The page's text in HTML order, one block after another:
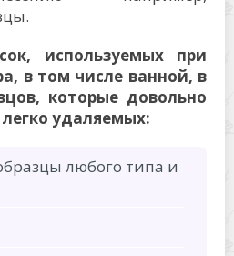
используемых при
в том числе ванной, в
которые довольно
удаляемых:
любого типа и